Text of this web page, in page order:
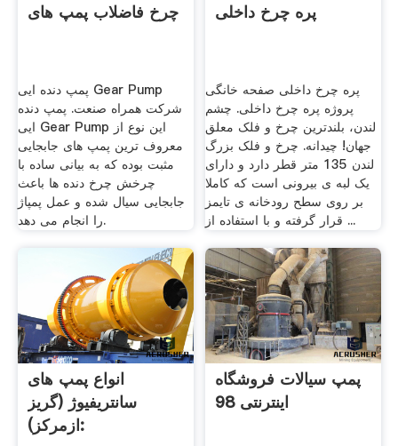
چرخ فاضلاب پمپ های
پمپ دنده ایی Gear Pump
شرکت همراه صنعت. پمپ دنده
ایی Gear Pump این نوع از
معروف ترین پمپ های جابجایی
مثبت بوده که به بیانی ساده با
چرخش چرخ دنده ها باعث
جابجایی سیال شده و عمل پمپاژ
را انجام می دهد.
پره چرخ داخلی
پره چرخ داخلی صفحه خانگی
پروژه پره چرخ داخلی. چشم
لندن، بلندترین چرخ و فلک معلق
جهان! چیدانه. چرخ و فلک بزرگ
لندن 135 متر قطر دارد و دارای
یک لبه ی بیرونی است که کاملا
بر روی سطح رودخانه ی تایمز
قرار گرفته و با استفاده از ...
انواع پمپ های
سانتریفیوژ (گریز
ازمرکز):
پمپ سیالات فروشگاه
اینترنتی 98